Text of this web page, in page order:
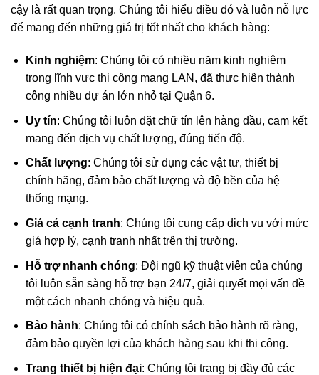
cậy là rất quan trọng. Chúng tôi hiểu điều đó và luôn nỗ lực
để mang đến những giá trị tốt nhất cho khách hàng:
Kinh nghiệm: Chúng tôi có nhiều năm kinh nghiệm
trong lĩnh vực thi công mạng LAN, đã thực hiện thành
công nhiều dự án lớn nhỏ tại Quận 6.
Uy tín: Chúng tôi luôn đặt chữ tín lên hàng đầu, cam kết
mang đến dịch vụ chất lượng, đúng tiến độ.
Chất lượng: Chúng tôi sử dụng các vật tư, thiết bị
chính hãng, đảm bảo chất lượng và độ bền của hệ
thống mạng.
Giá cả cạnh tranh: Chúng tôi cung cấp dịch vụ với mức
giá hợp lý, cạnh tranh nhất trên thị trường.
Hỗ trợ nhanh chóng: Đội ngũ kỹ thuật viên của chúng
tôi luôn sẵn sàng hỗ trợ bạn 24/7, giải quyết mọi vấn đề
một cách nhanh chóng và hiệu quả.
Bảo hành: Chúng tôi có chính sách bảo hành rõ ràng,
đảm bảo quyền lợi của khách hàng sau khi thi công.
Trang thiết bị hiện đại: Chúng tôi trang bị đầy đủ các